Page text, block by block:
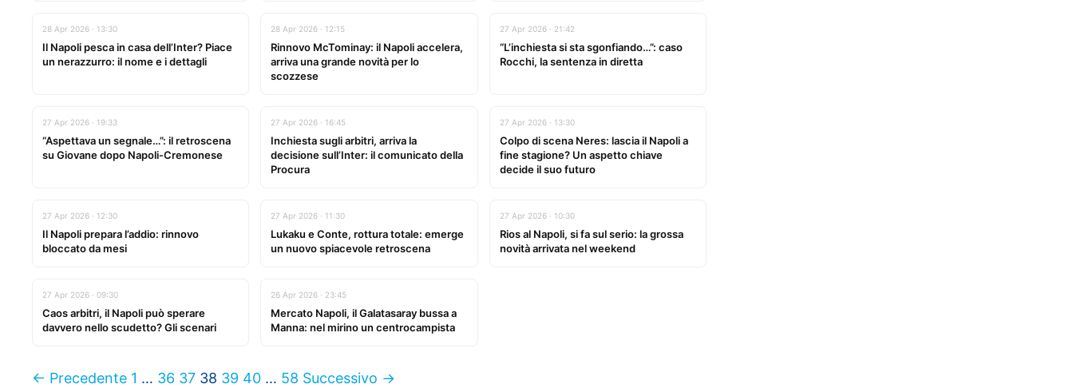
28 Apr 2026 · 13:30
Il Napoli pesca in casa dell’Inter? Piace
un nerazzurro: il nome e i dettagli
28 Apr 2026 · 12:15
Rinnovo McTominay: il Napoli accelera,
arriva una grande novità per lo
scozzese
27 Apr 2026 · 21:42
“L’inchiesta si sta sgonfiando…”: caso
Rocchi, la sentenza in diretta
27 Apr 2026 · 19:33
“Aspettava un segnale…”: il retroscena
su Giovane dopo Napoli-Cremonese
27 Apr 2026 · 16:45
Inchiesta sugli arbitri, arriva la
decisione sull’Inter: il comunicato della
Procura
27 Apr 2026 · 13:30
Colpo di scena Neres: lascia il Napoli a
fine stagione? Un aspetto chiave
decide il suo futuro
27 Apr 2026 · 12:30
Il Napoli prepara l’addio: rinnovo
bloccato da mesi
27 Apr 2026 · 11:30
Lukaku e Conte, rottura totale: emerge
un nuovo spiacevole retroscena
27 Apr 2026 · 10:30
Rios al Napoli, si fa sul serio: la grossa
novità arrivata nel weekend
27 Apr 2026 · 09:30
Caos arbitri, il Napoli può sperare
davvero nello scudetto? Gli scenari
26 Apr 2026 · 23:45
Mercato Napoli, il Galatasaray bussa a
Manna: nel mirino un centrocampista
← Precedente 1 … 36 37 38 39 40 … 58 Successivo →